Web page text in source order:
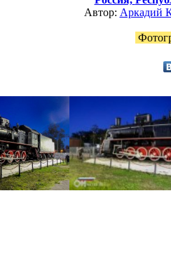
Автор: Аркадий